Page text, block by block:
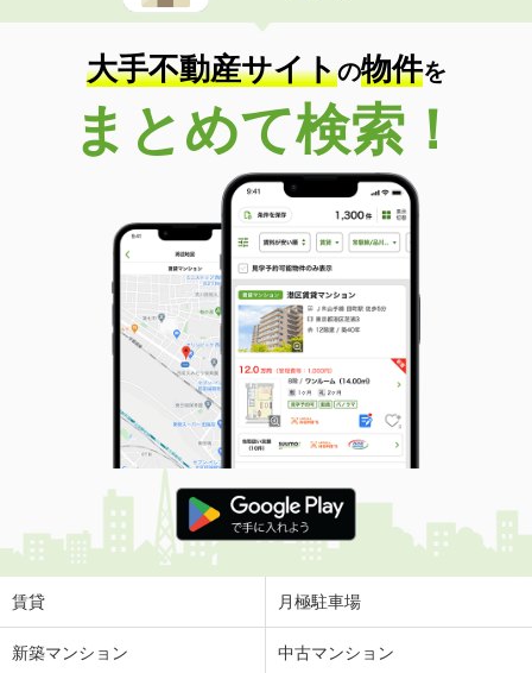
大手不動産サイトの物件を
まとめて検索！
賃貸 月極駐車場
新築マンション 中古マンション